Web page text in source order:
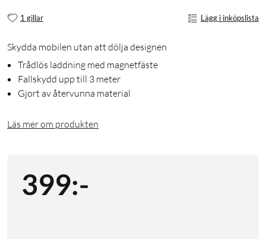
1 gillar Lägg i inköpslista
Skydda mobilen utan att dölja designen
Trådlös laddning med magnetfäste
Fallskydd upp till 3 meter
Gjort av återvunna material
Läs mer om produkten
399:-